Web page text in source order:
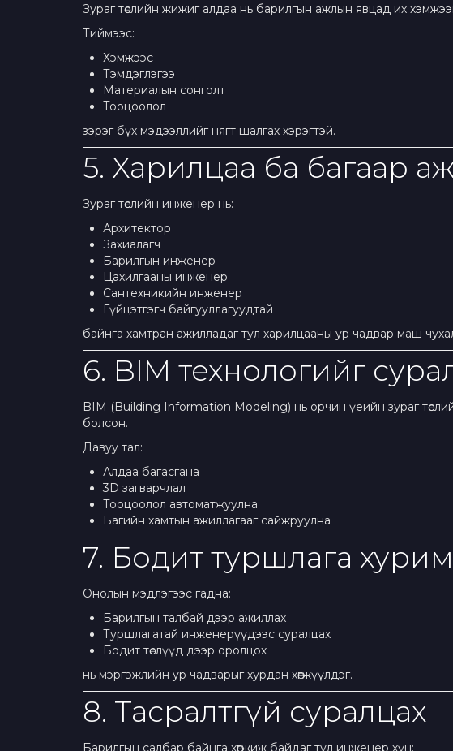
Зураг төслийн жижиг алдаа нь барилгын ажлын явцад их
Тиймээс:
Хэмжээс
Тэмдэглэгээ
Материалын сонголт
Тооцоолол
зэрэг бүх мэдээллийг нягт шалгах хэрэгтэй.
5. Харилцаа ба багаар
Зураг төслийн инженер нь:
Архитектор
Захиалагч
Барилгын инженер
Цахилгааны инженер
Сантехникийн инженер
Гүйцэтгэгч байгууллагуудтай
байнга хамтран ажилладаг тул харилцааны ур чадвар маш
6. BIM технологийг
BIM (Building Information Modeling) нь орчин үеийн зураг
болсон.
Давуу тал:
Алдаа багасгана
3D загварчлал
Тооцоолол автоматжуулна
Багийн хамтын ажиллагааг сайжруулна
7. Бодит туршлага
Онолын мэдлэгээс гадна:
Барилгын талбай дээр ажиллах
Туршлагатай инженерүүдээс суралцах
Бодит төслүүд дээр оролцох
нь мэргэжлийн ур чадварыг хурдан хөгжүүлдэг.
8. Тасралтгүй суралцах
Барилгын салбар байнга хөгжиж байдаг тул инженер хүн: